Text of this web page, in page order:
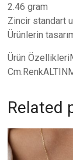
2.46 gram
Zincir standart
Ürünlerin
Ürün
Related